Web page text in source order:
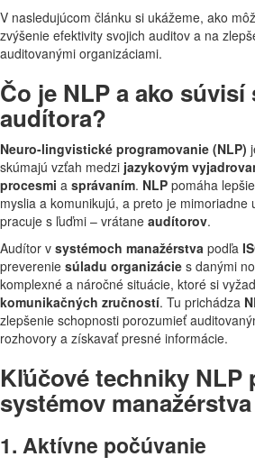
V nasledujúcom článku si ukážeme, ako
zvýšenie efektivity svojich auditov a na
auditovanými organizáciami.
Čo je NLP a ako súvisí
audítora?
Neuro-lingvistické programovanie (NLP)
skúmajú vzťah medzi jazykovým
procesmi a správaním. NLP pomáha
myslia a komunikujú, a preto je mimoriadne
pracuje s ľuďmi – vrátane audítorov.
Audítor v systémoch manažérstva podľa
preverenie súladu organizácie s danými
komplexné a náročné situácie, ktoré si
komunikačných zručností. Tu prichádza
zlepšenie schopnosti porozumieť
rozhovory a získavať presné informácie.
Kľúčové techniky NLP
systémov manažérstva
1. Aktívne počúvanie